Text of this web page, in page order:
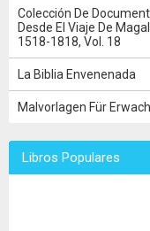
Colección De
Desde El Viaje De
1518-1818, Vol. 18
La Biblia Envenenada
Malvorlagen Für
Libros Populares